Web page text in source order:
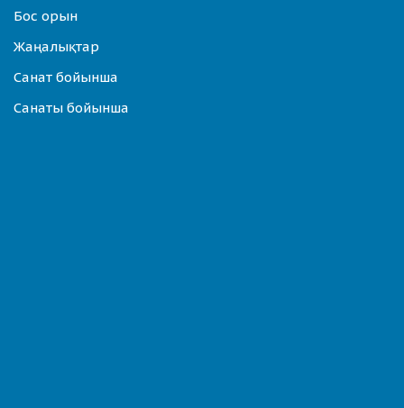
Бос орын
Жаңалықтар
Санат бойынша
Санаты бойынша